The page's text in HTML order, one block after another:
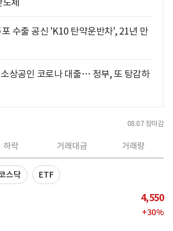
수출 공신 'K10 탄약운반차', 21년 만
상공인 코로나 대출… 정부, 또 탕감하
08.07 장마감
하락 거래대금 거래량
스닥 ETF
4,550
+30%